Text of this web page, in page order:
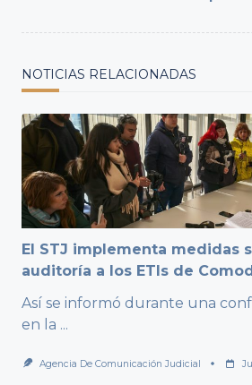
NOTICIAS RELACIONADAS
El STJ implementa medidas
auditoría a los ETIs de
Así se informó durante una
en la ...
Agencia De Comunicación Judicial